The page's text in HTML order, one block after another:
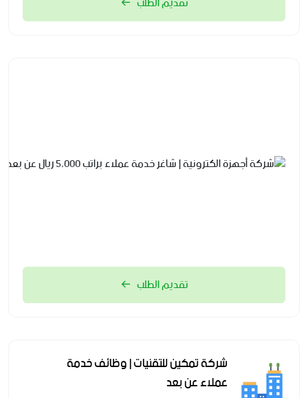
تقديم الطلب
شركة تمكين للتقنيات | وظائف خدمة
عملاء عن بعد